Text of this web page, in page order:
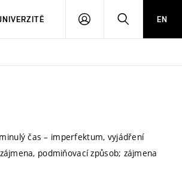
PŘIHLÁSIT HLEDATEN
čas – imperfektum, vyjádření
podmiňovací způsob; zájmena